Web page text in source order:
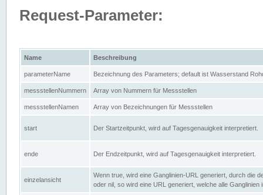
Request-Parameter:
Name Beschreibung
parameterName Bezeichnung des Parameters; default ist Wasserstand
messstellenNummern Array von Nummern für Messstellen
messstellenNamen Array von Bezeichnungen für Messstellen
start Der Startzeitpunkt, wird auf Tagesgenauigkeit interpretiert.
ende Der Endzeitpunkt, wird auf Tagesgenauigkeit interpretiert.
einzelansicht
Wenn true, wird eine Ganglinien-URL generiert, durch die
oder nil, so wird eine URL generiert, welche alle Ganglinien